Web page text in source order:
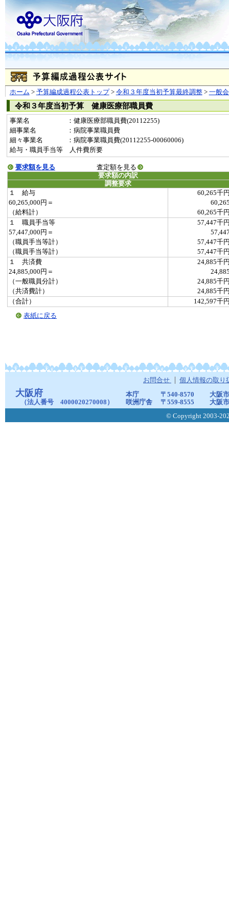
ホーム > 予算編成過程公表トップ> 令和３年度当初予算最終調整> 一般
令和３年度当初予算 健康医療部職員費
事業名
：健康医療部職員費(20112255)
細事業名
：病院事業職員費
細々事業名
：病院事業職員費(20112255-00060006)
給与・職員手当等 人件費所要
要求額を見る
査定額を見る
要求額の内訳
調整要求
１ 給与
60,265千
60,265,000円＝
（給料計）
60,265千
１ 職員手当等
57,447千
57,447,000円＝
（職員手当等計）
57,447千
（職員手当等計）
57,447千
１ 共済費
24,885千
24,885,000円＝
（一般職員分計）
24,885千
（共済費計）
24,885千
（合計）
142,597千
表紙に戻る
お問合せ 個人情報の取り
大阪府
（法人番号 4000020270008）
本庁 〒540-8570
大阪
咲洲庁舎
〒559-8555
大阪
© Copyright 2003-